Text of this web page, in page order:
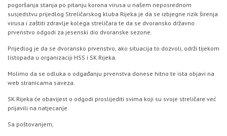
pogoršanja stanja po pitanju korona virusa u našem neposrednom
susjedstvu prijedlog Streličarskog kluba Rijeka je da se izbjegne rizik širenja
virusa i zaštiti zdravlje kolega streličara te da se dvoransko državno
prvenstvo odgodi za jesenski dio dvoranske sezone.
Prijedlog je da se dvoransko prvenstvo, ako situacija to dozvoli, održi tijekom
listopada u organizaciji HSS i SK Rijeka.
Molimo da se odluka o odgađanju prvenstva donese hitno te ista objavi na
web stranicama saveza.
SK Rijeka će obavijest o odgodi proslijediti svima koji su svoje streličare već
prijavili na natjecanje.
Sa poštovanjem,